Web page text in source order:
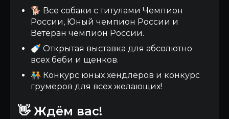
🐕 Все собаки с титулами Чемпион
России, Юный чемпион России и
Ветеран чемпион России.
🍼 Открытая выставка для абсолютно
всех беби и щенков.
🧑‍🤝‍🧑 Конкурс юных хендлеров и конкурс
грумеров для всех желающих!
👋 Ждём вас!